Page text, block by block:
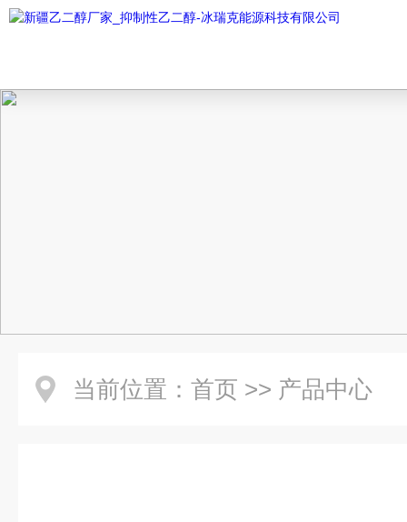
当前位置： 首页 >> 产品中心